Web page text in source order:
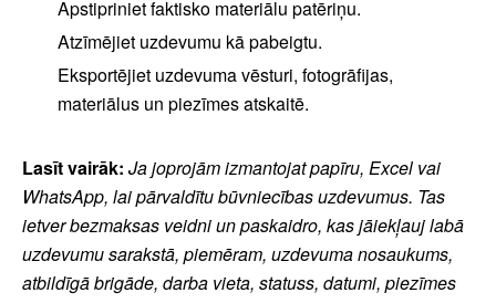
Apstipriniet faktisko materiālu patēriņu.
Atzīmējiet uzdevumu kā pabeigtu.
Eksportējiet uzdevuma vēsturi, fotogrāfijas,
materiālus un piezīmes atskaitē.
Lasīt vairāk: Ja joprojām izmantojat papīru, Excel vai
WhatsApp, lai pārvaldītu būvniecības uzdevumus. Tas
ietver bezmaksas veidni un paskaidro, kas jāiekļauj labā
uzdevumu sarakstā, piemēram, uzdevuma nosaukums,
atbildīgā brigāde, darba vieta, statuss, datumi, piezīmes